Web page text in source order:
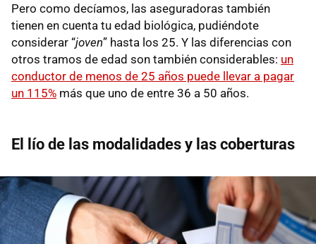
Pero como decíamos, las aseguradoras también
tienen en cuenta tu edad biológica, pudiéndote
considerar “joven” hasta los 25. Y las diferencias con
otros tramos de edad son también considerables: un
conductor de menos de 25 años puede llevar a pagar
un 115% más que uno de entre 36 a 50 años.
El lío de las modalidades y las coberturas